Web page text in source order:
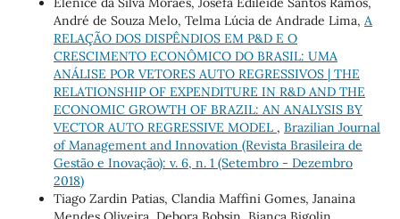
André de Souza Melo, Telma Lúcia de Andrade Lima, A
RELAÇÃO DOS DISPÊNDIOS EM P&D E O
CRESCIMENTO ECONÔMICO DO BRASIL: UMA
ANÁLISE POR VETORES AUTO REGRESSIVOS | THE
RELATIONSHIP OF EXPENDITURE IN R&D AND THE
ECONOMIC GROWTH OF BRAZIL: AN ANALYSIS BY
VECTOR AUTO REGRESSIVE MODEL , Brazilian Journal
of Management and Innovation (Revista Brasileira de
Gestão e Inovação): v. 6, n. 1 (Setembro - Dezembro
2018)
Tiago Zardin Patias, Clandia Maffini Gomes, Janaina